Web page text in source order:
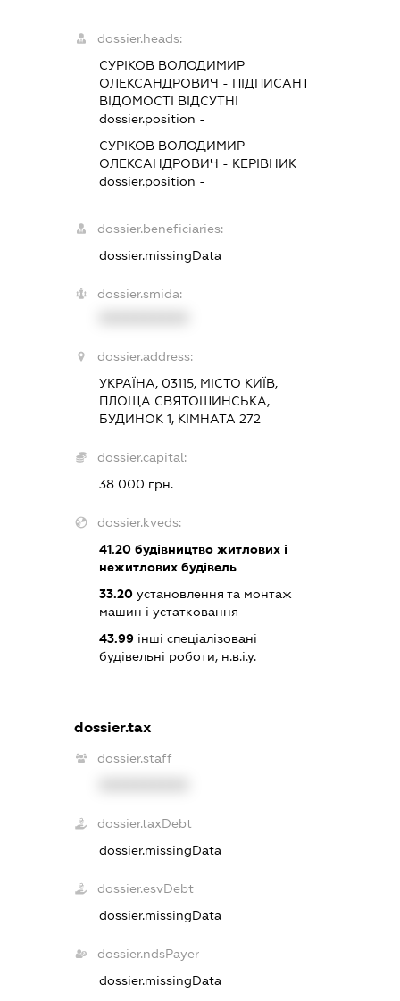
dossier.heads:
СУРІКОВ ВОЛОДИМИР
ОЛЕКСАНДРОВИЧ - ПІДПИСАНТ
ВІДОМОСТІ ВІДСУТНІ
dossier.position -
СУРІКОВ ВОЛОДИМИР
ОЛЕКСАНДРОВИЧ - КЕРІВНИК
dossier.position -
dossier.beneficiaries:
dossier.missingData
dossier.smida:
dossier.address:
УКРАЇНА, 03115, МІСТО КИЇВ,
ПЛОЩА СВЯТОШИНСЬКА,
БУДИНОК 1, КІМНАТА 272
dossier.capital:
38 000 грн.
dossier.kveds:
41.20 будівництво житлових і
нежитлових будівель
33.20 установлення та монтаж
машин і устатковання
43.99 інші спеціалізовані
будівельні роботи, н.в.і.у.
dossier.tax
dossier.staff
dossier.taxDebt
dossier.missingData
dossier.esvDebt
dossier.missingData
dossier.ndsPayer
dossier.missingData